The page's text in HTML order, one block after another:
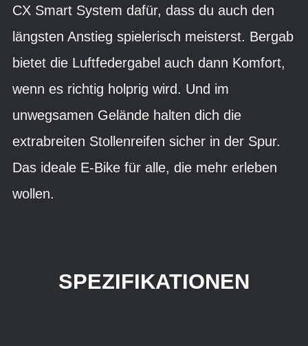
CX Smart System dafür, dass du auch den
längsten Anstieg spielerisch meisterst. Bergab
bietet die Luftfedergabel auch dann Komfort,
wenn es richtig holprig wird. Und im
unwegsamen Gelände halten dich die
extrabreiten Stollenreifen sicher in der Spur.
Das ideale E-Bike für alle, die mehr erleben
wollen.
SPEZIFIKATIONEN